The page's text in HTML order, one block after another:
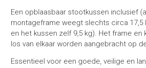
Een opblaasbaar stootkussen inclusief
montageframe weegt slechts circa
en het kussen zelf 9,5 kg). Het frame en
los van elkaar worden aangebracht op
Essentieel voor een goede, veilige en